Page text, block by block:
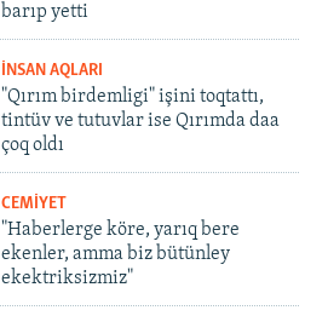
barıp yetti
İNSAN AQLARI
"Qırım birdemligi" işini toqtattı,
tintüv ve tutuvlar ise Qırımda daa
çoq oldı
CEMİYET
"Haberlerge köre, yarıq bere
ekenler, amma biz bütünley
ekektriksizmiz"